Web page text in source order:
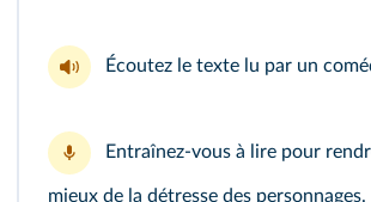
Écoutez le texte lu par un
Entraînez-vous à lire pour
mieux de la détresse des personnages.